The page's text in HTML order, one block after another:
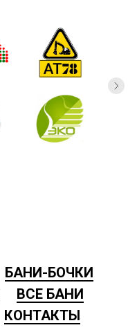
БАНИ-БОЧКИ
ВСЕ БАНИ
КОНТАКТЫ